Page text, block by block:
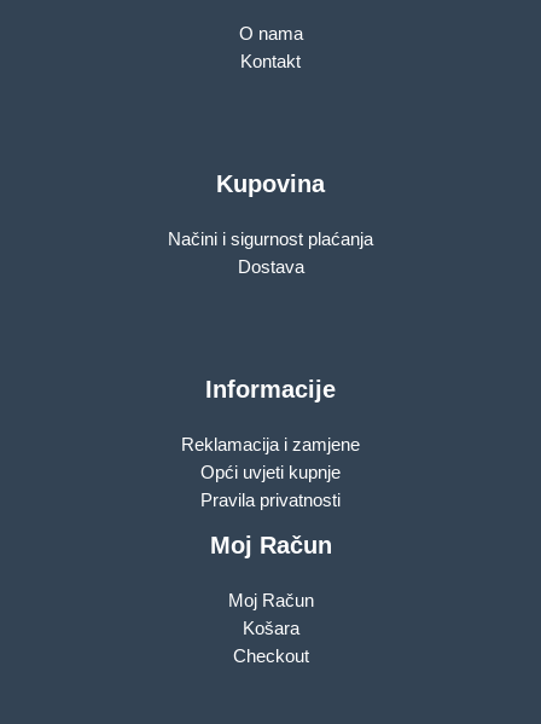
O nama
Kontakt
Kupovina
Načini i sigurnost plaćanja
Dostava
Informacije
Reklamacija i zamjene
Opći uvjeti kupnje
Pravila privatnosti
Moj Račun
Moj Račun
Košara
Checkout